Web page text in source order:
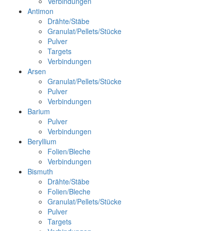
Antimon
Drähte/Stäbe
Granulat/Pellets/Stücke
Pulver
Targets
Verbindungen
Arsen
Granulat/Pellets/Stücke
Pulver
Verbindungen
Barium
Pulver
Verbindungen
Beryllium
Folien/Bleche
Verbindungen
Bismuth
Drähte/Stäbe
Folien/Bleche
Granulat/Pellets/Stücke
Pulver
Targets